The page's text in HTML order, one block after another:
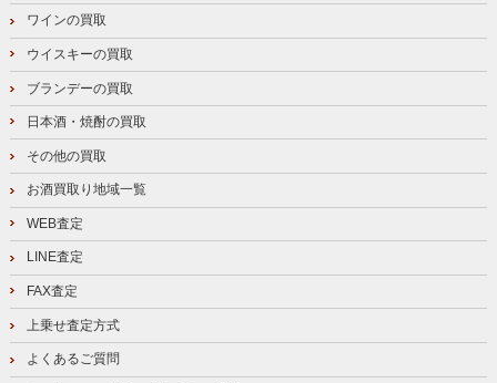
ワインの買取
ウイスキーの買取
ブランデーの買取
日本酒・焼酎の買取
その他の買取
お酒買取り地域一覧
WEB査定
LINE査定
FAX査定
上乗せ査定方式
よくあるご質問